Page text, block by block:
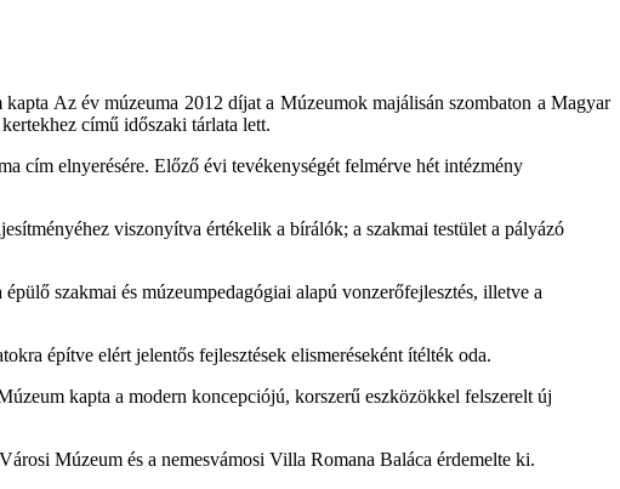
Az év múzeuma 2012 díjat a Múzeumok majálisán szombaton a Magyar
című időszaki tárlata lett.
cím elnyerésére. Előző évi tevékenységét felmérve hét intézmény
viszonyítva értékelik a bírálók; a szakmai testület a pályázó
szakmai és múzeumpedagógiai alapú vonzerőfejlesztés, illetve a
építve elért jelentős fejlesztések elismeréseként ítélték oda.
kapta a modern koncepciójú, korszerű eszközökkel felszerelt új
Múzeum és a nemesvámosi Villa Romana Baláca érdemelte ki.